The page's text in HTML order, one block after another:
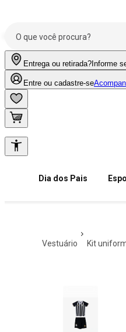
Entrega ou retirada? Informe
Entre ou cadastre-se
Dia dos Pais
vestuário kit